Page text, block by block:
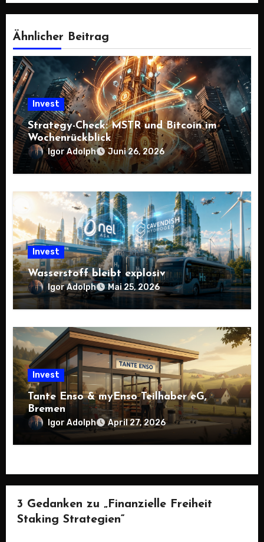
Ähnlicher Beitrag
Invest
Strategy-Check: MSTR und Bitcoin im
Wochenrückblick
Igor Adolph Juni 26, 2026
Invest
Wasserstoff bleibt explosiv
Igor Adolph Mai 25, 2026
Invest
Tante Enso & myEnso Teilhaber eG,
Bremen
Igor Adolph April 27, 2026
3 Gedanken zu „Finanzielle Freiheit
Staking Strategien“